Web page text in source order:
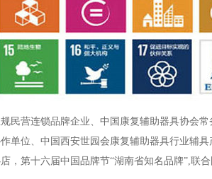
民营连锁品牌企业、中国康复辅助器具协会
单位、中国西安世园会康复辅助器具行业辅
，第十六届中国品牌节“湖南省知名品牌”,联